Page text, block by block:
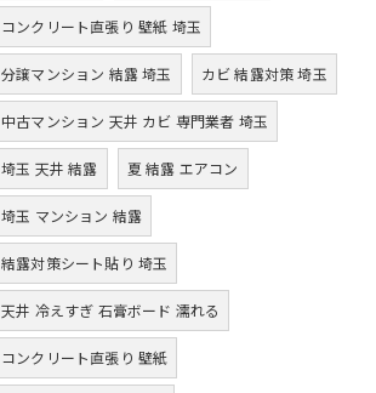
コンクリート直張り 壁紙 埼玉
分譲マンション 結露 埼玉 カビ 結露対策 埼玉
中古マンション 天井 カビ 専門業者 埼玉
埼玉 天井 結露 夏 結露 エアコン
埼玉 マンション 結露
結露対策シート貼り 埼玉
天井 冷えすぎ 石膏ボード 濡れる
コンクリート直張り 壁紙